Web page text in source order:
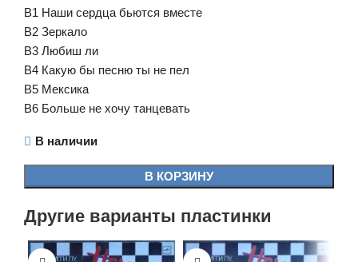
B1 Наши сердца бьются вместе
B2 Зеркало
B3 Любиш ли
B4 Какую бы песню ты не пел
B5 Мексика
B6 Больше не хочу танцевать
В наличии
В КОРЗИНУ
Другие варианты пластинки